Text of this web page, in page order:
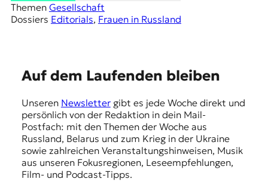
Themen Gesellschaft
Dossiers Editorials, Frauen in Russland
Auf dem Laufenden bleiben
Unseren Newslettergibt es jede Woche direkt und
persönlich von der Redaktion in dein Mail-
Postfach: mit den Themen der Woche aus
Russland, Belarus und zum Krieg in der Ukraine
sowie zahlreichen Veranstaltungshinweisen, Musik
aus unseren Fokusregionen, Leseempfehlungen,
Film- und Podcast-Tipps.